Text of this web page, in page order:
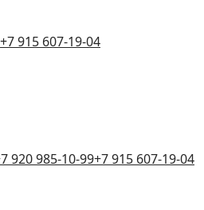
+7 915 607-19-04
920 985-10-99+7 915 607-19-04